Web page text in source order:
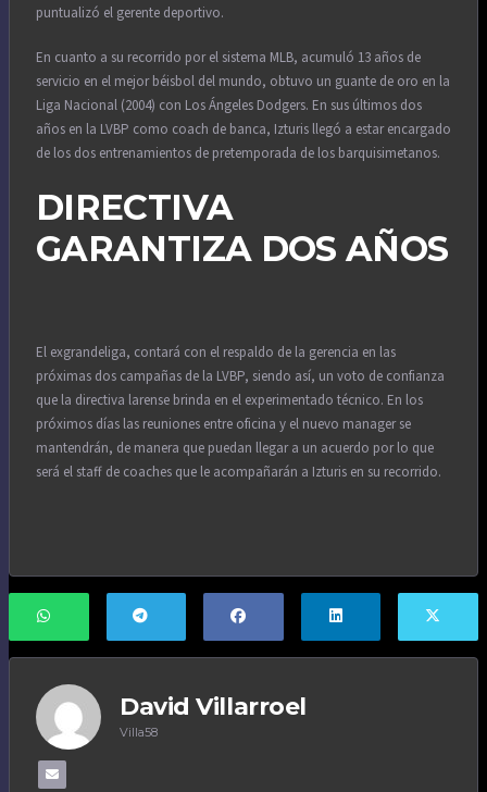
puntualizó el gerente deportivo.
En cuanto a su recorrido por el sistema MLB, acumuló 13 años de
servicio en el mejor béisbol del mundo, obtuvo un guante de oro en la
Liga Nacional (2004) con Los Ángeles Dodgers. En sus últimos dos
años en la LVBP como coach de banca, Izturis llegó a estar encargado
de los dos entrenamientos de pretemporada de los barquisimetanos.
DIRECTIVA
GARANTIZA DOS AÑOS
El exgrandeliga, contará con el respaldo de la gerencia en las
próximas dos campañas de la LVBP, siendo así, un voto de confianza
que la directiva larense brinda en el experimentado técnico. En los
próximos días las reuniones entre oficina y el nuevo manager se
mantendrán, de manera que puedan llegar a un acuerdo por lo que
será el staff de coaches que le acompañarán a Izturis en su recorrido.
David Villarroel
Villa58